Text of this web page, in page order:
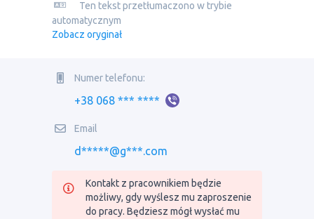
Ten tekst przetłumaczono w trybie
automatycznym
Zobacz oryginał
Numer telefonu:
+38 068 *** ****
Email
d*****@g***.com
Kontakt z pracownikiem będzie
możliwy, gdy wyślesz mu zaproszenie
do pracy. Będziesz mógł wysłać mu